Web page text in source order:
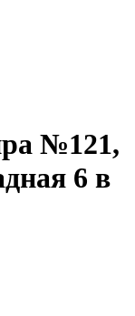
№121,
6 в